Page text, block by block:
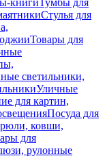
книгиТумбы для
Стулья для
Товары для
светильники,
Уличные
для картин,
Посуда для
ковши,
для
рулонные